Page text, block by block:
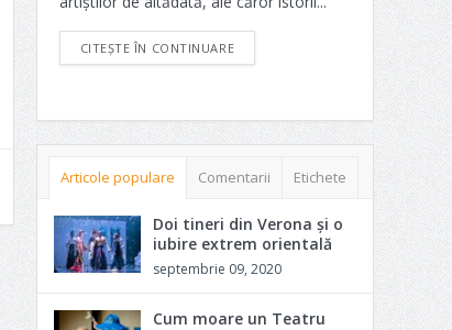
CITEȘTE ÎN CONTINUARE
Articole populare Comentarii Etichete
Doi tineri din Verona și o
iubire extrem orientală
septembrie 09, 2020
Cum moare un Teatru